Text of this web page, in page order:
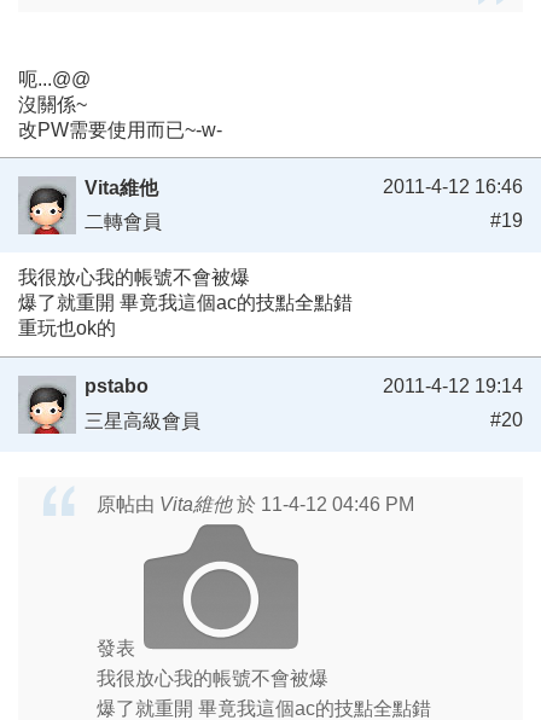
呃...@@
沒關係~
改PW需要使用而已~-w-
Vita維他
二轉會員
2011-4-12 16:46
#19
我很放心我的帳號不會被爆
爆了就重開 畢竟我這個ac的技點全點錯
重玩也ok的
pstabo
三星高級會員
2011-4-12 19:14
#20
原帖由 Vita維他於 11-4-12 04:46 PM
發表
我很放心我的帳號不會被爆
爆了就重開 畢竟我這個ac的技點全點錯